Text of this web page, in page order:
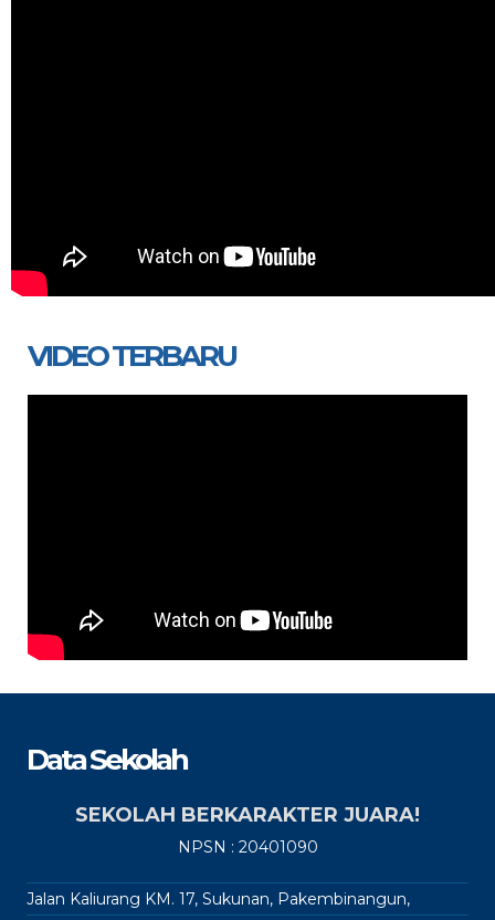
VIDEO TERBARU
Data Sekolah
SEKOLAH BERKARAKTER JUARA!
NPSN : 20401090
Jalan Kaliurang KM. 17, Sukunan, Pakembinangun,